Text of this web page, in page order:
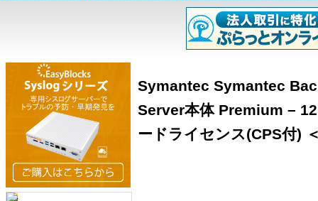
Symantec Symantec
Server本体 Premium –
ードライセンス(CPS付)